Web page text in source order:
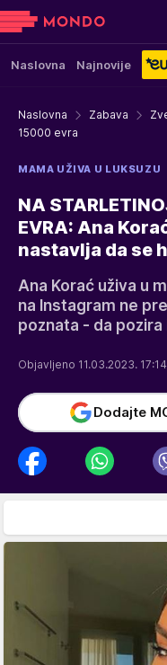
Naslovna Najnovije
Naslovna Zabava
15000 evra
MAMA UŽIVA U LUKSUZU
NA
EVRA: Ana
nastavlja da se
Ana Korać uživa u
na Instagram ne
poznata - da pozira
Objavljeno 11.03.2023.
Dodajte